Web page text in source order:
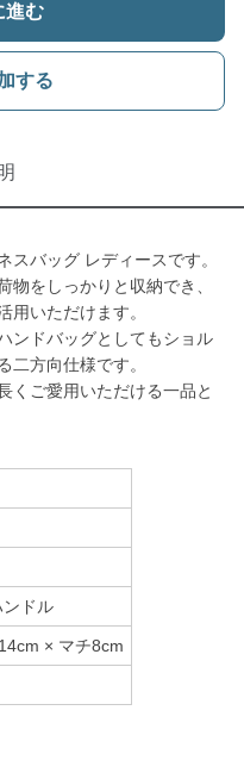
進む
する
スバッグ レディースです。
物をしっかりと収納でき、
用いただけます。
ンドバッグとしてもショル
二方向仕様です。
くご愛用いただける一品と
ンドル
× マチ8cm